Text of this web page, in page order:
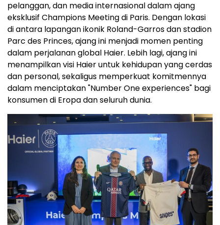
pelanggan, dan media internasional dalam ajang
eksklusif Champions Meeting di Paris. Dengan lokasi
di antara lapangan ikonik Roland-Garros dan stadion
Parc des Princes, ajang ini menjadi momen penting
dalam perjalanan global Haier. Lebih lagi, ajang ini
menampilkan visi Haier untuk kehidupan yang cerdas
dan personal, sekaligus memperkuat komitmennya
dalam menciptakan "Number One experiences" bagi
konsumen di Eropa dan seluruh dunia.